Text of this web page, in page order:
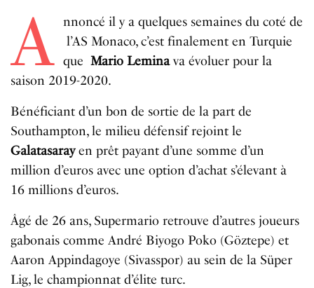
A nnoncé il y a quelques semaines du coté de
l’AS Monaco, c’est finalement en Turquie
que Mario Leminava évoluer pour la
saison 2019-2020.
Bénéficiant d’un bon de sortie de la part de
Southampton, le milieu défensif rejoint le
Galatasarayen prêt payant d’une somme d’un
million d’euros avec une option d’achat s’élevant à
16 millions d’euros.
Âgé de 26 ans, Supermario retrouve d’autres joueurs
gabonais comme André Biyogo Poko (Göztepe) et
Aaron Appindagoye (Sivasspor) au sein de la Süper
Lig, le championnat d’élite turc.